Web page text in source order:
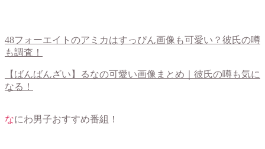
48フォーエイトのアミカはすっぴん画像も可愛い？彼氏の噂
も調査！
【ばんばんざい】るなの可愛い画像まとめ｜彼氏の噂も気に
なる！
なにわ男子おすすめ番組！